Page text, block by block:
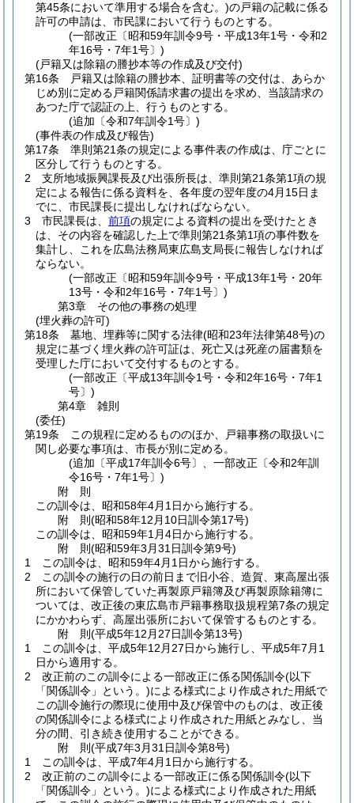
第45条において準用する場合を含む。)の戸籍の記載に係る
許可の申請は、市民課において行うものとする。
(一部改正〔昭和59年訓令9号・平成13年1号・令和2
年16号・7年1号〕)
(戸籍又は除籍の謄抄本等の作成及び交付)
第16条
戸籍又は除籍の謄抄本、証明書等の交付は、あらか
じめ別に定める戸籍関係請求書の提出を求め、当該請求の
あつた庁で認証の上、行うものとする。
(追加〔令和7年訓令1号〕)
(事件表の作成及び報告)
第17条
準則第21条の規定による事件表の作成は、庁ごとに
区分して行うものとする。
2
支所地域振興課長及び出張所長は、準則第21条第1項の規
定による報告に係る資料を、各年度の翌年度の4月15日ま
でに、市民課長に提出しなければならない。
3
市民課長は、 前項の規定による資料の提出を受けたとき
は、その内容を確認した上で準則第21条第1項の事件数を
集計し、これを広島法務局東広島支局長に報告しなければ
ならない。
(一部改正〔昭和59年訓令9号・平成13年1号・20年
13号・令和2年16号・7年1号〕)
第3章
その他の事務の処理
(埋火葬の許可)
第18条
墓地、埋葬等に関する法律(昭和23年法律第48号)の
規定に基づく埋火葬の許可証は、死亡又は死産の届書類を
受理した庁において交付するものとする。
(一部改正〔平成13年訓令1号・令和2年16号・7年1
号〕)
第4章
雑則
(委任)
第19条
この規程に定めるもののほか、戸籍事務の取扱いに
関し必要な事項は、市長が別に定める。
(追加〔平成17年訓令6号〕、一部改正〔令和2年訓
令16号・7年1号〕)
附 則
この訓令は、昭和58年4月1日から施行する。
附 則(昭和58年12月10日訓令第17号)
この訓令は、昭和59年1月4日から施行する。
附 則(昭和59年3月31日訓令第9号)
1
この訓令は、昭和59年4月1日から施行する。
2
この訓令の施行の日の前日まで旧小谷、造賀、東高屋出張
所において保管していた再製原戸籍簿及び再製原除籍簿に
ついては、改正後の東広島市戸籍事務取扱規程第7条の規定
にかかわらず、高屋出張所において保管するものとする。
附 則(平成5年12月27日訓令第13号)
1
この訓令は、平成5年12月27日から施行し、平成5年7月1
日から適用する。
2
改正前のこの訓令による一部改正に係る関係訓令(以下
「関係訓令」という。)による様式により作成された用紙で
この訓令施行の際現に使用中及び保管中のものは、改正後
の関係訓令による様式により作成された用紙とみなし、当
分の間、引き続き使用することができる。
附 則(平成7年3月31日訓令第8号)
1
この訓令は、平成7年4月1日から施行する。
2
改正前のこの訓令による一部改正に係る関係訓令(以下
「関係訓令」という。)による様式により作成された用紙